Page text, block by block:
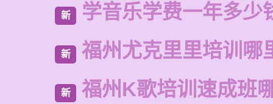
新 学音乐学费一年多少
新 福州尤克里里培训哪
新 福州K歌培训速成班